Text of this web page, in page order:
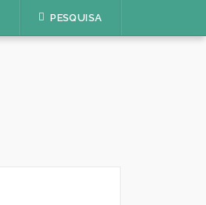
PESQUISA